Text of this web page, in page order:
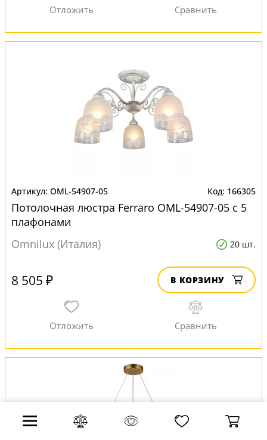
OML-54907-05 166305
Потолочная люстра Ferraro OML-54907-05 с 5
плафонами
Omnilux (Италия)
20 шт.
8 505 ₽ В КОРЗИНУ